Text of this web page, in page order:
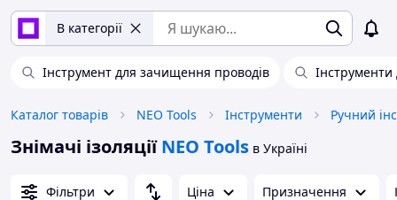
В категорії
Інструмент для зачищення проводів Інструменти
Каталог товарів NEO Tools Інструменти Ручний
Знімачі ізоляції NEO Tools в Україні
Фільтри Ціна Призначення